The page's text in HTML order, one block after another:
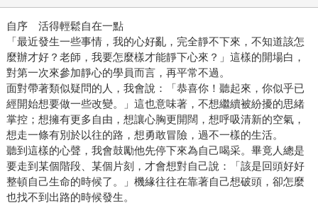
自序 活得輕鬆自在一點
「最近發生一些事情，我的心好亂，完全靜不下來，不知道該怎
麼辦才好？老師，我要怎麼樣才能靜下心來？」這樣的開場白，
對第一次來參加靜心的學員而言，再平常不過。
面對帶著類似疑問的人，我會說：「恭喜你！聽起來，你似乎已
經開始想要做一些改變。」這也意味著，不想繼續被紛擾的思緒
掌控；想擁有更多自由，想讓心胸更開闊，想呼吸清新的空氣，
想走一條有別於以往的路，想勇敢冒險，過不一樣的生活。
聽到這樣的心聲，我會鼓勵他先停下來為自己喝采。畢竟人總是
要走到某個階段、某個片刻，才會想對自己說：「該是回頭好好
整頓自己生命的時候了。」機緣往往在靠著自己想破頭，卻怎麼
也找不到出路的時候發生。